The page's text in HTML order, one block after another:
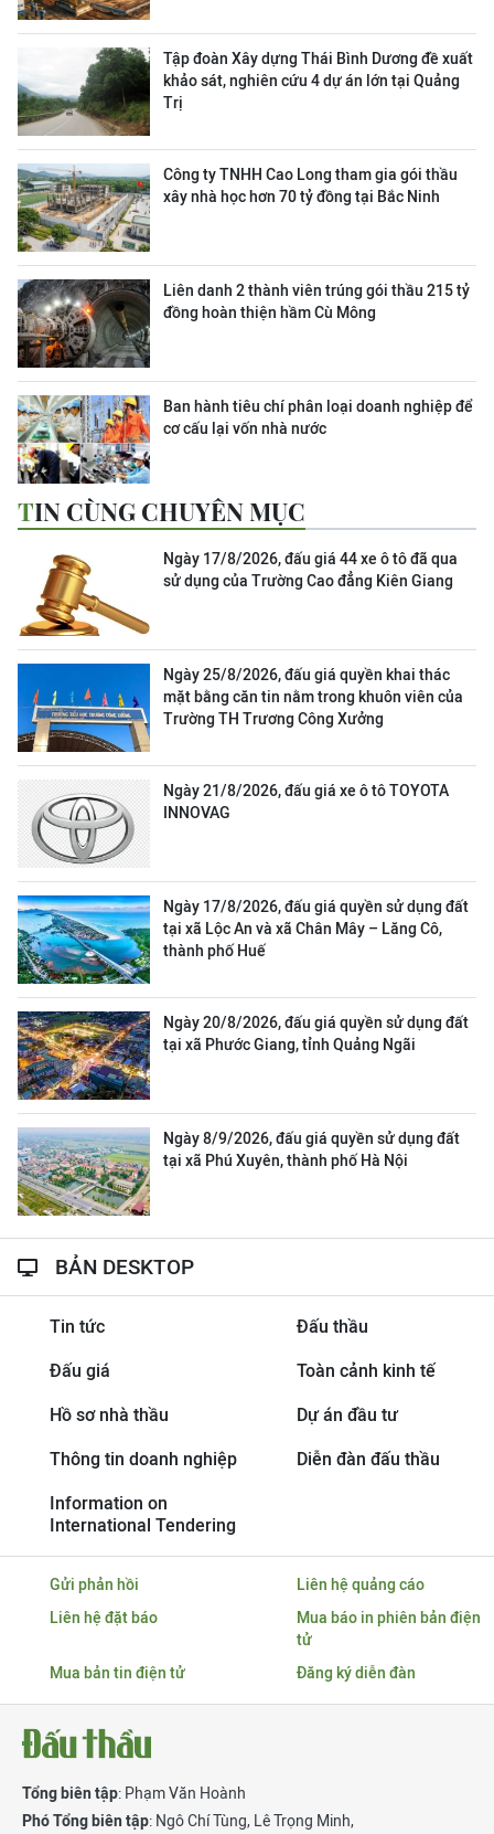
Tập đoàn Xây dựng Thái Bình Dương đề xuất
khảo sát, nghiên cứu 4 dự án lớn tại Quảng
Trị
Công ty TNHH Cao Long tham gia gói thầu
xây nhà học hơn 70 tỷ đồng tại Bắc Ninh
Liên danh 2 thành viên trúng gói thầu 215 tỷ
đồng hoàn thiện hầm Cù Mông
Ban hành tiêu chí phân loại doanh nghiệp để
cơ cấu lại vốn nhà nước
TIN CÙNG CHUYÊN MỤC
Ngày 17/8/2026, đấu giá 44 xe ô tô đã qua
sử dụng của Trường Cao đẳng Kiên Giang
Ngày 25/8/2026, đấu giá quyền khai thác
mặt bằng căn tin nằm trong khuôn viên của
Trường TH Trương Công Xưởng
Ngày 21/8/2026, đấu giá xe ô tô TOYOTA
INNOVAG
Ngày 17/8/2026, đấu giá quyền sử dụng đất
tại xã Lộc An và xã Chân Mây – Lăng Cô,
thành phố Huế
Ngày 20/8/2026, đấu giá quyền sử dụng đất
tại xã Phước Giang, tỉnh Quảng Ngãi
Ngày 8/9/2026, đấu giá quyền sử dụng đất
tại xã Phú Xuyên, thành phố Hà Nội
BẢN DESKTOP
Tin tức Đấu thầu
Đấu giá Toàn cảnh kinh tế
Hồ sơ nhà thầu Dự án đầu tư
Thông tin doanh nghiệp Diễn đàn đấu thầu
Information on
International Tendering
Gửi phản hồi
Liên hệ quảng cáo
Liên hệ đặt báo
Mua báo in phiên bản điện
tử
Mua bản tin điện tử
Đăng ký diễn đàn
Tổng biên tập: Phạm Văn Hoành
Phó Tổng biên tập: Ngô Chí Tùng, Lê Trọng Minh,